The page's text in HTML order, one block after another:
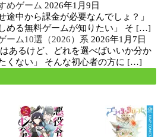
めゲーム 2026年1月9日
途中から課金が必要なんでしょ？」
める無料ゲームが知りたい」 そ […]
ーム10選（2026）系 2026年1月7日
あるけど、どれを選べばいいか分か
くない」 そんな初心者の方に […]